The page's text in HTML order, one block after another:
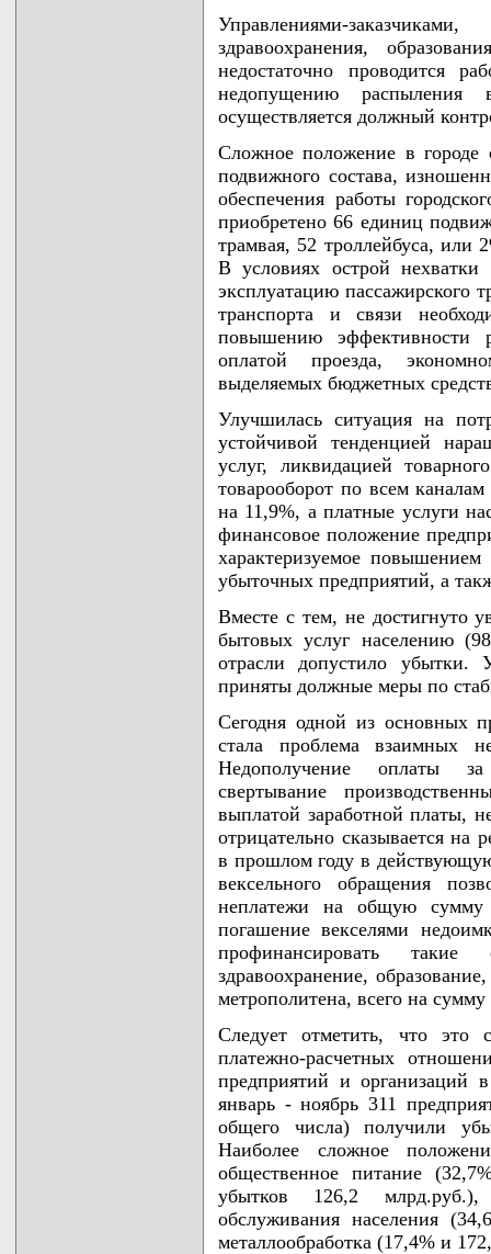
Управлениями-
здравоохранения,
недостаточно проводится
недопущению распыления
осуществляется должный
Сложное положение в городе
подвижного состава,
обеспечения работы
приобретено 66 единиц
трамвая, 52 троллейбуса, или
В условиях острой
эксплуатацию пассажирского
транспорта и связи
повышению эффективности
оплатой проезда,
выделяемых бюджетных
Улучшилась ситуация на
устойчивой тенденцией
услуг, ликвидацией
товарооборот по всем
на 11,9%, а платные услуги
финансовое положение
характеризуемое
убыточных предприятий, а
Вместе с тем, не достигнуто
бытовых услуг населению
отрасли допустило убытки.
приняты должные меры по
Сегодня одной из основных
стала проблема взаимных
Недополучение оплаты
свертывание
выплатой заработной платы,
отрицательно сказывается
в прошлом году в
вексельного обращения
неплатежи на общую
погашение векселями
профинансировать
здравоохранение,
метрополитена, всего на
Следует отметить, что это
платежно-расчетных
предприятий и организаций
январь - ноябрь 311
общего числа) получили
Наиболее сложное
общественное питание
убытков 126,2 млрд.руб.),
обслуживания населения
металлообработка (17,4% и